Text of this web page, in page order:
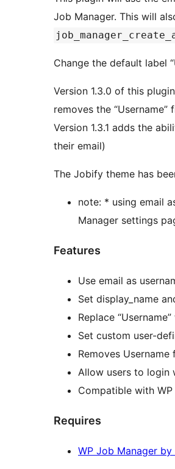
Job Manager. This will
Change the default label
Version 1.3.0 of this
removes the
Version 1.3.1 adds the
their email)
The Jobify theme has
note: * using email
Manager settings
Features
Use email as
Set display_name
Replace
Set custom user-
Removes
Allow users to login
Compatible with
Requires
WP Job Manager